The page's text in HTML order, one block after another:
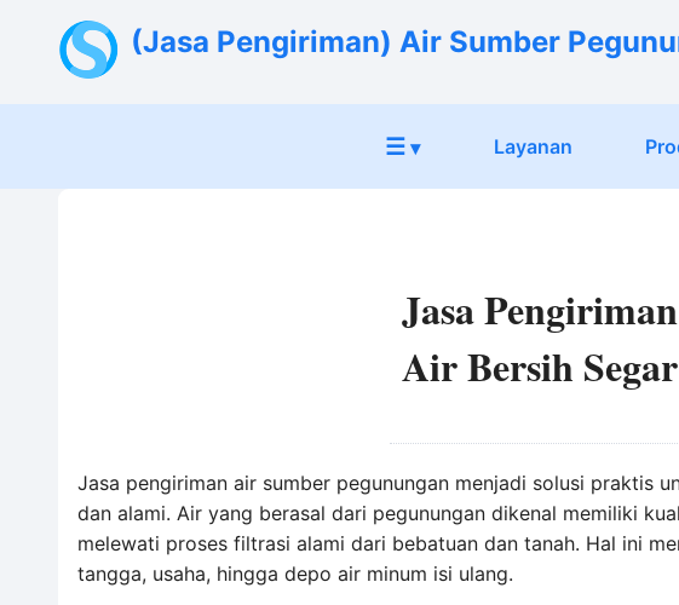
(Jasa Pengiriman) Air Sumber
☰ ▾ Layanan
Jasa
Air Bersih
Jasa pengiriman air sumber pegunungan menjadi solusi praktis
dan alami. Air yang berasal dari pegunungan dikenal memiliki
melewati proses filtrasi alami dari bebatuan dan tanah. Hal ini
tangga, usaha, hingga depo air minum isi ulang.